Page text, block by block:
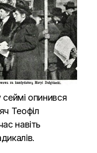
опинився
Теофіл
навіть